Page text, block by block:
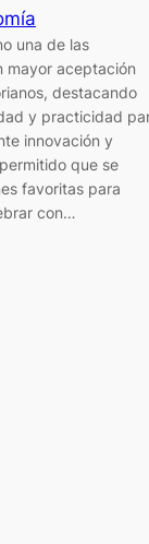
una de las
mayor aceptación
destacando
y practicidad
innovación y
que se
favoritas para
con…